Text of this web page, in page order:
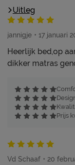
Uitleg
jannigje 17 januari
Heerlijk bed,op
dikker matras
Prijs
Vd Schaaf 20